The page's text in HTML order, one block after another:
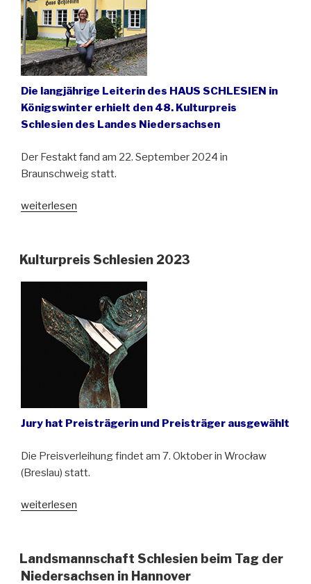
Die langjährige Leiterin des HAUS SCHLESIEN in
Königswinter erhielt den 48. Kulturpreis
Schlesien des Landes Niedersachsen
Der Festakt fand am 22. September 2024 in
Braunschweig statt.
„Nicola
dem
geehrt“
weiterlesen
Kulturpreis Schlesien 2023
Jury hat Preisträgerin und Preisträger ausgewählt
Die Preisverleihung findet am 7. Oktober in Wrocław
(Breslau) statt.
„Kulturpreis
weiterlesen
Landsmannschaft Schlesien beim Tag der
Niedersachsen in Hannover